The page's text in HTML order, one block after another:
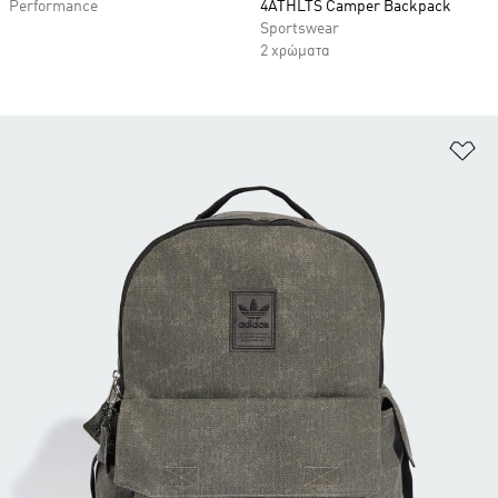
Performance
4ATHLTS Camper Backpack
Sportswear
2 χρώματα